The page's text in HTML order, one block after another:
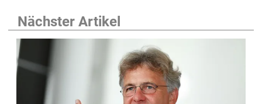
Nächster Artikel